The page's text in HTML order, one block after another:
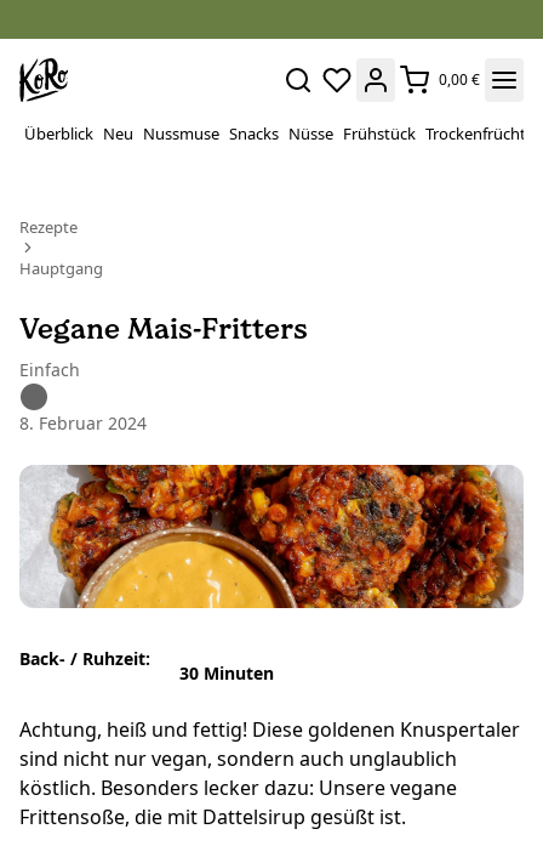
0,00 €
Überblick Neu Nussmuse Snacks Nüsse Frühstück Trockenfrüchte
Rezepte
Hauptgang
Vegane Mais-Fritters
Einfach
8. Februar 2024
Back- / Ruhzeit:
30 Minuten
Achtung, heiß und fettig! Diese goldenen Knuspertaler
sind nicht nur vegan, sondern auch unglaublich
köstlich. Besonders lecker dazu: Unsere vegane
Frittensoße, die mit Dattelsirup gesüßt ist.